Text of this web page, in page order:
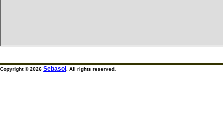
Copyright © 2026 Sebasol . All rights reserved.